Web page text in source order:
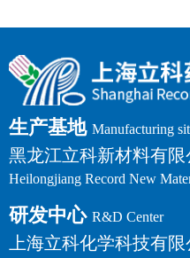
生产基地 Manufacturing
黑龙江立科新材料有限
Heilongjiang Record New
研发中心 R&D Center
上海立科化学科技有限